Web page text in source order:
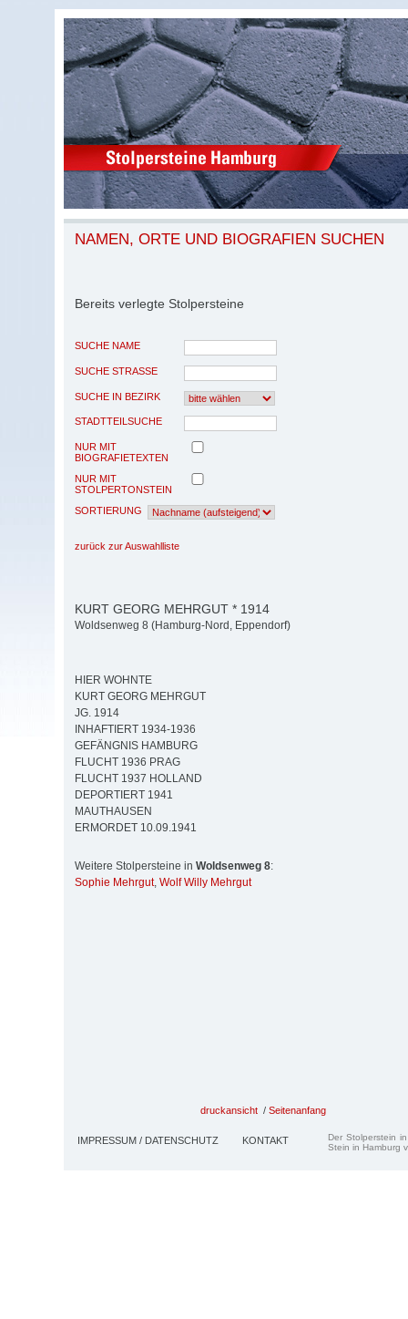
NAMEN, ORTE UND BIOGRAFIEN SUCHEN
Bereits verlegte Stolpersteine
SUCHE NAME
SUCHE STRASSE
SUCHE IN BEZIRK
STADTTEILSUCHE
NUR MIT
BIOGRAFIETEXTEN
NUR MIT
STOLPERTONSTEIN
SORTIERUNG
zurück zur Auswahlliste
KURT GEORG MEHRGUT * 1914
Woldsenweg 8 (Hamburg-Nord, Eppendorf)
HIER WOHNTE
KURT GEORG MEHRGUT
JG. 1914
INHAFTIERT 1934-1936
GEFÄNGNIS HAMBURG
FLUCHT 1936 PRAG
FLUCHT 1937 HOLLAND
DEPORTIERT 1941
MAUTHAUSEN
ERMORDET 10.09.1941
Weitere Stolpersteine in Woldsenweg 8:
Sophie Mehrgut, Wolf Willy Mehrgut
druckansicht / Seitenanfang
IMPRESSUM / DATENSCHUTZ KONTAKT
Der Stolperstein
Stein in Hamburg